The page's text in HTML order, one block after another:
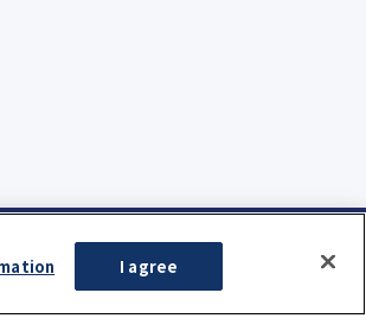
I agree